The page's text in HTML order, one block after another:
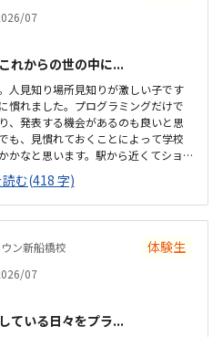
07
れからの世の中に...
人見知り場所見知りが激しい子です
慣れました。プログラミングだけで
、発表する機会があるのも良いと思
も、見慣れておくことによって学校
かなと思います。駅から近くてショ
利です。車で来ても授業分の駐車券
ショップ内なので音が気になるかと
なに気になりませんでした。一面ガ
様子が見れます。プログラミング教
かな、と思ってます。学校で使って
なので、キーボードは打てるかな
た。コマンド１つでた...
む(418 字)
ン新船橋校 体験生
07
ている日々をプラ...